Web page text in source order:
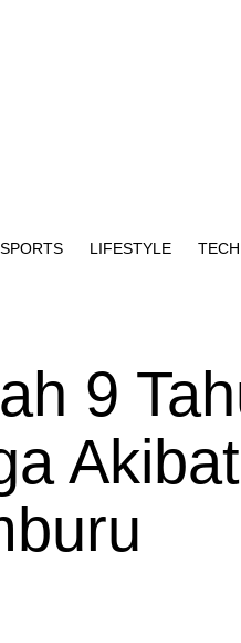
SPORTS LIFESTYLE TECH
9
Akibat